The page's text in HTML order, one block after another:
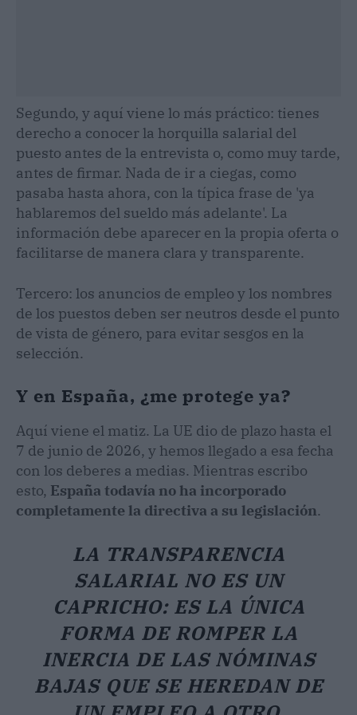
Segundo, y aquí viene lo más práctico: tienes
derecho a conocer la horquilla salarial del
puesto antes de la entrevista o, como muy tarde,
antes de firmar. Nada de ir a ciegas, como
pasaba hasta ahora, con la típica frase de 'ya
hablaremos del sueldo más adelante'. La
información debe aparecer en la propia oferta o
facilitarse de manera clara y transparente.
Tercero: los anuncios de empleo y los nombres
de los puestos deben ser neutros desde el punto
de vista de género, para evitar sesgos en la
selección.
Y en España, ¿me protege ya?
Aquí viene el matiz. La UE dio de plazo hasta el
7 de junio de 2026, y hemos llegado a esa fecha
con los deberes a medias. Mientras escribo
esto, España todavía no ha incorporado
completamente la directiva a su legislación.
LA TRANSPARENCIA
SALARIAL NO ES UN
CAPRICHO: ES LA ÚNICA
FORMA DE ROMPER LA
INERCIA DE LAS NÓMINAS
BAJAS QUE SE HEREDAN DE